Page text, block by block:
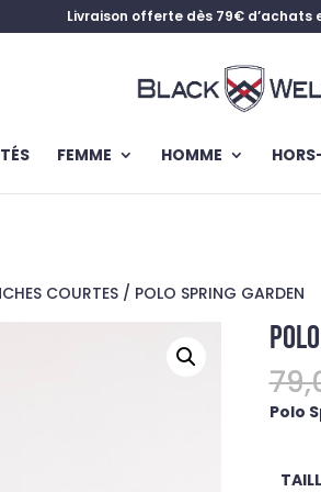
Livraison offerte dès 79€
FEMME HOMME
COURTES / POLO SPRING GARDEN
Polo